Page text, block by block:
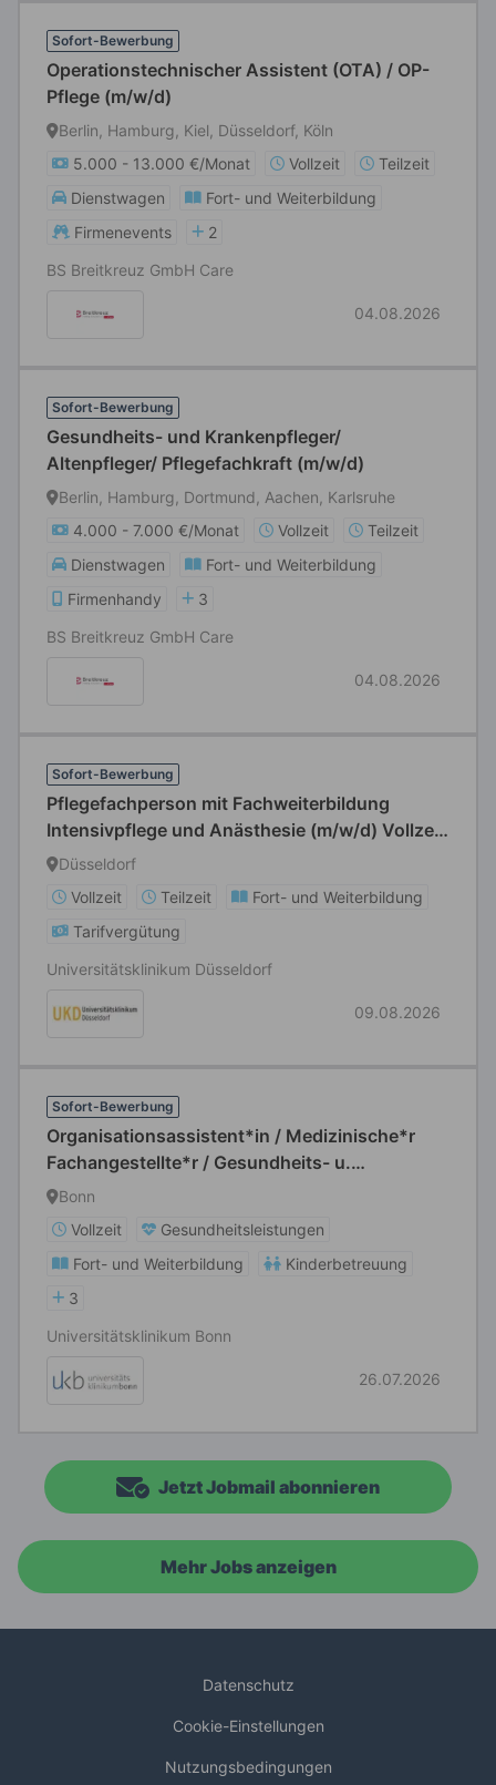
Sofort-Bewerbung
Operationstechnischer Assistent (OTA) / OP-
Pflege (m/w/d)
Berlin, Hamburg, Kiel, Düsseldorf, Köln
5.000 - 13.000 €/Monat
Vollzeit
Teilzeit
Dienstwagen
Fort- und Weiterbildung
Firmenevents
2
BS Breitkreuz GmbH Care
04.08.2026
Sofort-Bewerbung
Gesundheits- und Krankenpfleger/
Altenpfleger/ Pflegefachkraft (m/w/d)
Berlin, Hamburg, Dortmund, Aachen, Karlsruhe
4.000 - 7.000 €/Monat
Vollzeit
Teilzeit
Dienstwagen
Fort- und Weiterbildung
Firmenhandy
3
BS Breitkreuz GmbH Care
04.08.2026
Sofort-Bewerbung
Pflegefachperson mit Fachweiterbildung
Intensivpflege und Anästhesie (m/w/d) Vollzeit
/ Teilzeit
Düsseldorf
Vollzeit
Teilzeit
Fort- und Weiterbildung
Tarifvergütung
Universitätsklinikum Düsseldorf
09.08.2026
Sofort-Bewerbung
Organisationsassistent*in / Medizinische*r
Fachangestellte*r / Gesundheits- u.
Krankenpfleger*in (m/w/d)
Bonn
Vollzeit
Gesundheitsleistungen
Fort- und Weiterbildung
Kinderbetreuung
3
Universitätsklinikum Bonn
26.07.2026
Jetzt Jobmail abonnieren
Mehr Jobs anzeigen
Datenschutz
Cookie-Einstellungen
Nutzungsbedingungen